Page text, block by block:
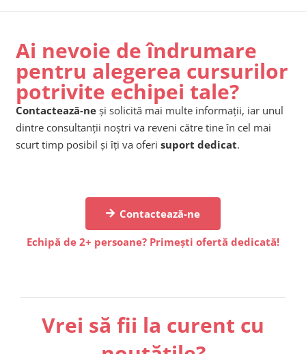
Ai nevoie de îndrumare
pentru alegerea cursurilor
potrivite echipei tale?
Contactează-ne și solicită mai multe informații, iar unul
dintre consultanții noștri va reveni către tine în cel mai
scurt timp posibil și îți va oferi suport dedicat.
Contactează-ne
Echipă de 2+ persoane? Primești ofertă dedicată!
Vrei să fii la curent cu